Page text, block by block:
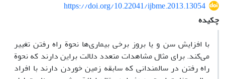
https://doi.org/10.22041/ijbme.2013.13054
چکیده
با افزایش سن و یا بروز برخی بیماری‌ها نحوة راه رفتن تغییر
می‌کند. برای مثال مشاهدات متعدد دلالت براین دارند که نحوة
راه رفتن در سالمندانی که سابقه زمین خوردن دارند با افراد